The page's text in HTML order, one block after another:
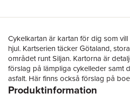
Cykelkartan är kartan för dig som
hjul. Kartserien täcker Götaland,
området runt Siljan. Kartorna är
förslag på lämpliga cykelleder samt
asfalt. Här finns också förslag på
besöka under cykelturen.
Produktinformation